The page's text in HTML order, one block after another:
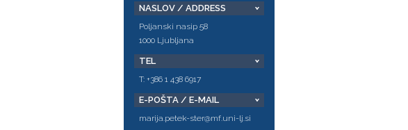
NASLOV / ADDRESS
Poljanski nasip 58
1000 Ljubljana
TEL
T: +386 1 438 6917
E-POŠTA / E-MAIL
marija.petek-ster@mf.uni-lj.si